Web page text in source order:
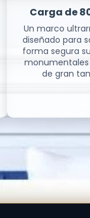
Carga de
Un marco
diseñado para
forma segura
monumentales
de gran